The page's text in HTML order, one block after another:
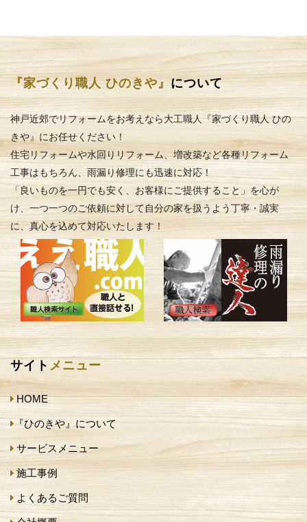
『家づくり職人 ひのきや』 について
神戸近郊でリフォームをお考えなら大工職人『家づくり職人 ひの
きや』にお任せください！
住宅リフォームや水回りリフォーム、増改築など各種リフォーム
工事はもちろん、雨漏り修理にも迅速に対応！
「良いものを一円でも安く、お客様にご提供すること」を心が
け、一つ一つのご依頼に対して自分の家を扱うよう丁寧・誠実
に、真心を込めて対応いたします！
サイト メニュー
HOME
『ひのきや』について
サービスメニュー
施工事例
よくあるご質問